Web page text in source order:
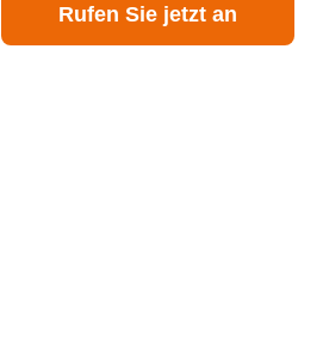
Rufen Sie jetzt an